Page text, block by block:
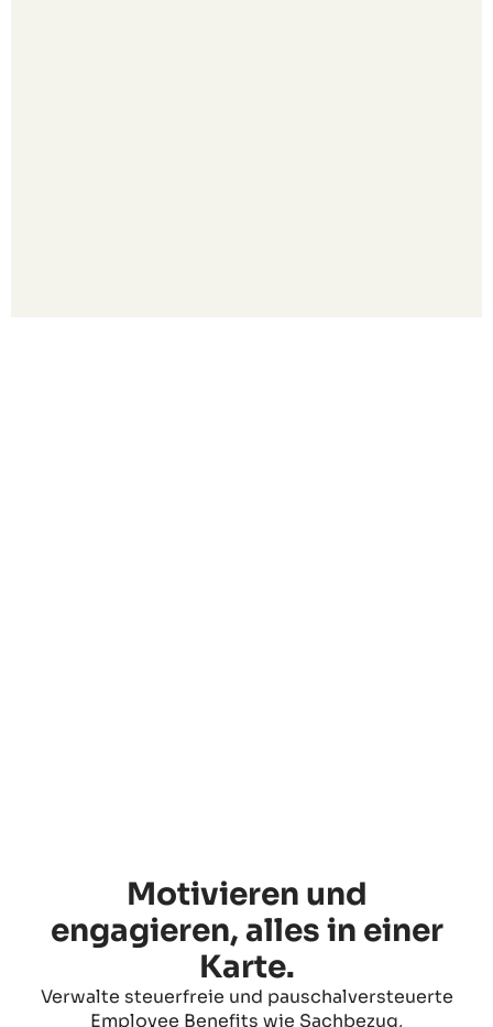
Motivieren und
engagieren, alles in einer
Karte.
Verwalte steuerfreie und pauschalversteuerte
Employee Benefits wie Sachbezug,